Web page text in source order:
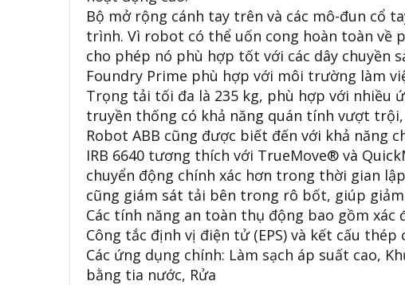
Bộ mở rộng cánh tay trên và các mô-đun cổ
trình. Vì robot có thể uốn cong hoàn toàn về
cho phép nó phù hợp tốt với các dây chuyền
Foundry Prime phù hợp với môi trường làm
Trọng tải tối đa là 235 kg, phù hợp với nhiều
truyền thống có khả năng quán tính vượt
Robot ABB cũng được biết đến với khả năng
IRB 6640 tương thích với TrueMove® và
chuyển động chính xác hơn trong thời gian
cũng giám sát tải bên trong rô bốt, giúp
Các tính năng an toàn thụ động bao gồm
Công tắc định vị điện tử (EPS) và kết cấu thép
Các ứng dụng chính: Làm sạch áp suất cao,
bằng tia nước, Rửa